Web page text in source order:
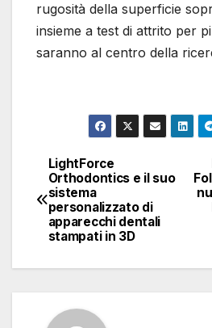
rugosità della superficie
insieme a test di attrito per
saranno al centro della
Navigazione
articoli
LightForce
Orthodontics e il suo
sistema
personalizzato di
apparecchi dentali
stampati in 3D